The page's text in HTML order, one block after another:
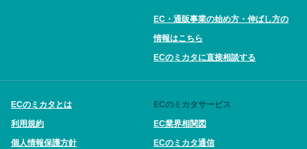
EC・通販事業の始め方・伸ばし方の
情報はこちら
ECのミカタに直接相談する
ECのミカタとは
利用規約
個人情報保護方針
ECのミカタサービス
EC業界相関図
ECのミカタ通信